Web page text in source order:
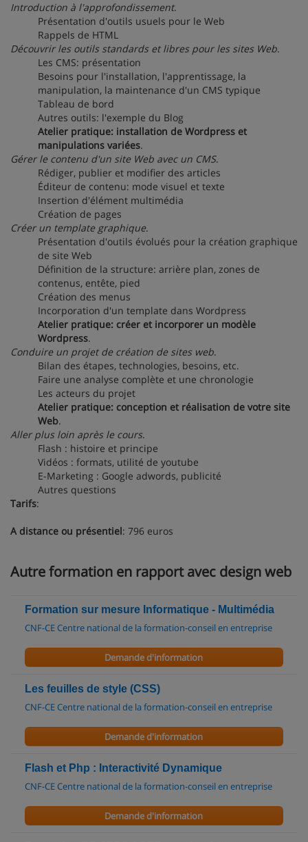
Introduction à l'approfondissement.
Présentation d'outils usuels pour le Web
Rappels de HTML
Découvrir les outils standards et libres pour les sites Web.
Les CMS: présentation
Besoins pour l'installation, l'apprentissage, la
manipulation, la maintenance d'un CMS typique
Tableau de bord
Autres outils: l'exemple du Blog
Atelier pratique: installation de Wordpress et
manipulations variées.
Gérer le contenu d'un site Web avec un CMS.
Rédiger, publier et modifier des articles
Éditeur de contenu: mode visuel et texte
Insertion d'élément multimédia
Création de pages
Créer un template graphique.
Présentation d'outils évolués pour la création graphique
de site Web
Définition de la structure: arrière plan, zones de
contenus, entête, pied
Création des menus
Incorporation d'un template dans Wordpress
Atelier pratique: créer et incorporer un modèle
Wordpress.
Conduire un projet de création de sites web.
Bilan des étapes, technologies, besoins, etc.
Faire une analyse complète et une chronologie
Les acteurs du projet
Atelier pratique: conception et réalisation de votre site
Web.
Aller plus loin après le cours.
Flash : histoire et principe
Vidéos : formats, utilité de youtube
E-Marketing : Google adwords, publicité
Autres questions
Tarifs:
A distance ou présentiel: 796 euros
Autre formation en rapport avec design web
Formation sur mesure Informatique - Multimédia
CNF-CE Centre national de la formation-conseil en entreprise
Demande d'information
Les feuilles de style (CSS)
CNF-CE Centre national de la formation-conseil en entreprise
Demande d'information
Flash et Php : Interactivité Dynamique
CNF-CE Centre national de la formation-conseil en entreprise
Demande d'information